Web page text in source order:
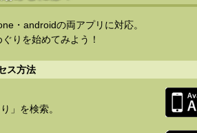
・androidの両アプリに対応。
りを始めてみよう！
ス方法
」を検索。